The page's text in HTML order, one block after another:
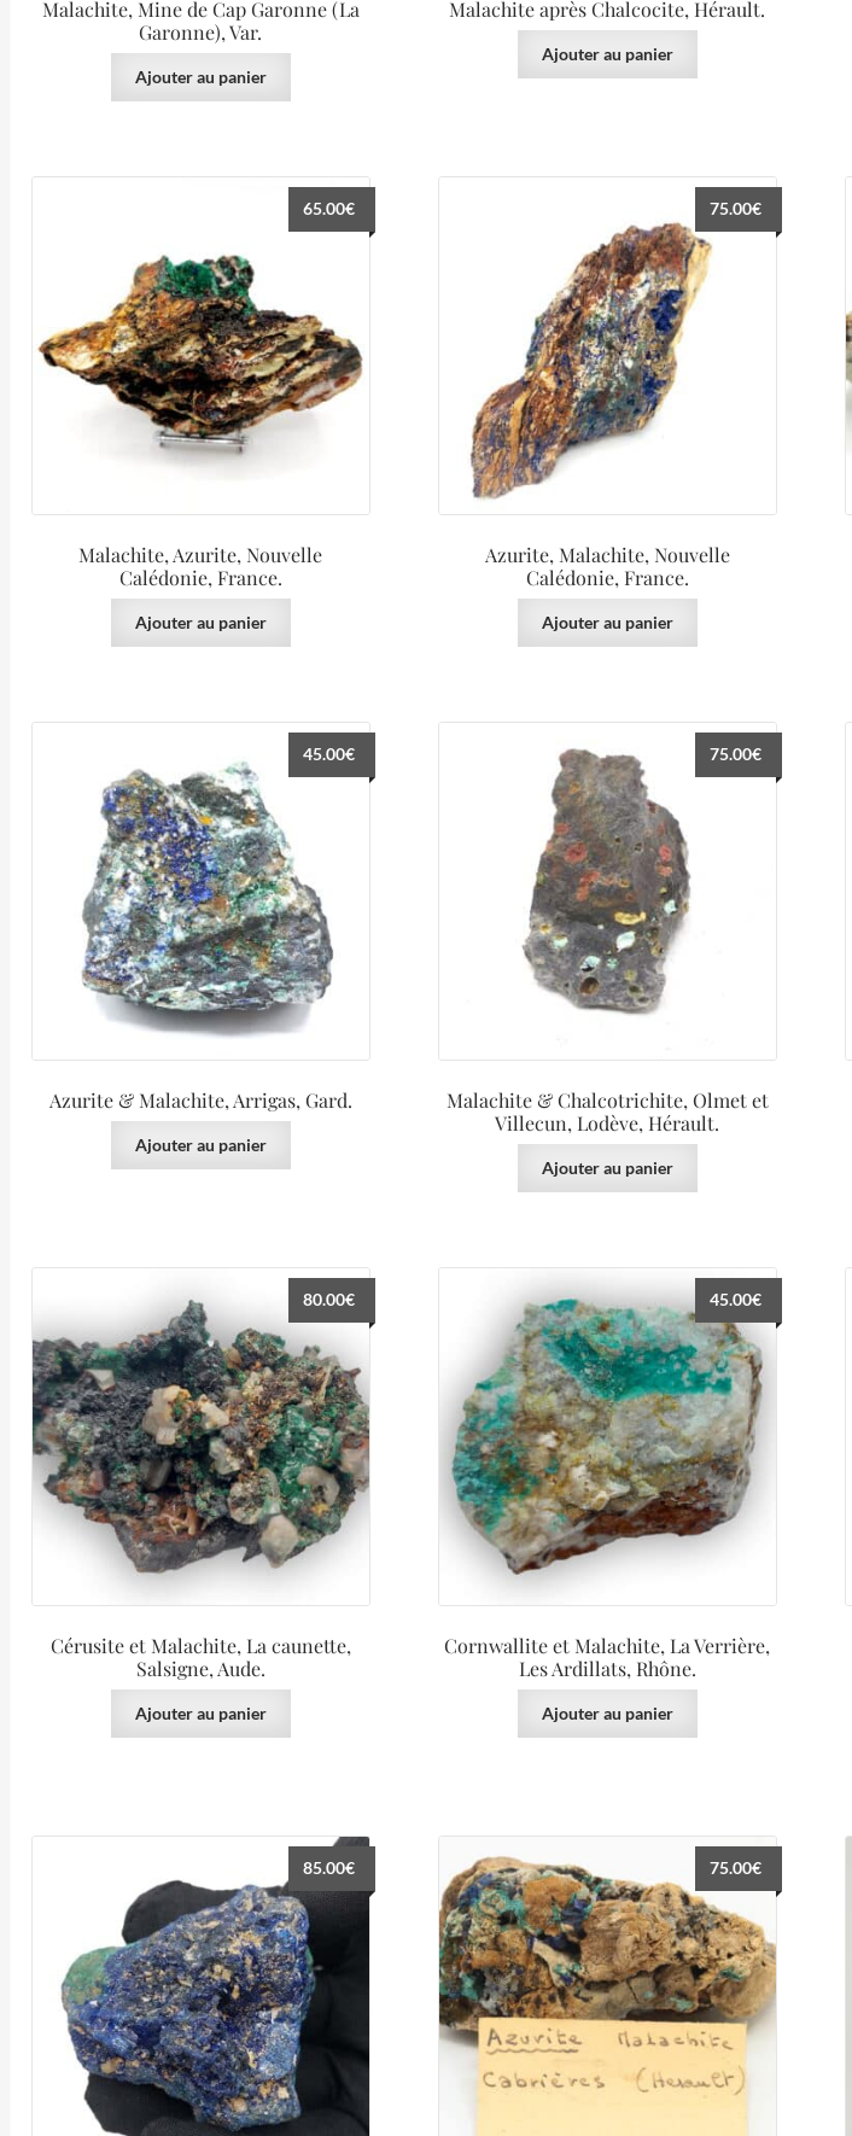
Malachite, Mine de Cap Garonne (La
Garonne), Var.
Ajouter au panier
Malachite après Chalcocite, Hérault.
Ajouter au panier
Malachite, Azurite, Nouvelle
Calédonie, France.
65.00€
Ajouter au panier
Azurite, Malachite, Nouvelle
Calédonie, France.
75.00€
Ajouter au panier
Azurite & Malachite, Arrigas, Gard.
45.00€
Ajouter au panier
Malachite & Chalcotrichite, Olmet et
Villecun, Lodève, Hérault.
75.00€
Ajouter au panier
Cérusite et Malachite, La caunette,
Salsigne, Aude.
80.00€
Ajouter au panier
Cornwallite et Malachite, La Verrière,
Les Ardillats, Rhône.
45.00€
Ajouter au panier
85.00€ 75.00€